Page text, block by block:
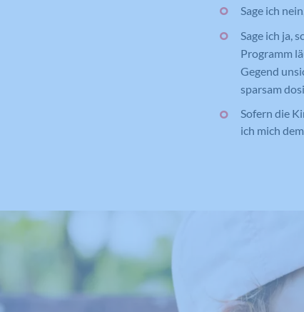
Sage ich
Sage ich ja,
Programm
Gegend
sparsam
Sofern die
ich mich